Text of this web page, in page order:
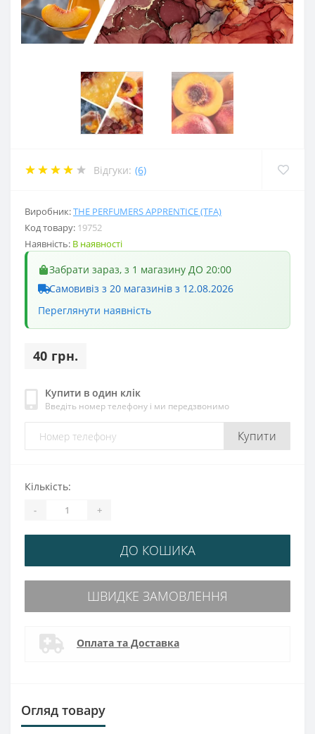
Відгуки: (6)
Виробник:THE PERFUMERS APPRENTICE (TFA)
Код товару: 19752
Наявність: В наявності
Забрати зараз, з 1 магазину ДО 20:00
Самовивіз з 20 магазинів з 12.08.2026
Переглянути наявність
40 грн.
Купити в один клік
Введіть номер телефону і ми передзвонимо
Купити
Кількість:
- +
ДО КОШИКА
ШВИДКЕ ЗАМОВЛЕННЯ
Оплата та Доставка
Огляд товару